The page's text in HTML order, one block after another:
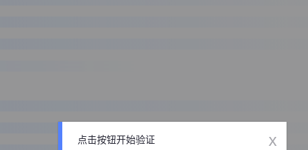
点击按钮开始验证 x